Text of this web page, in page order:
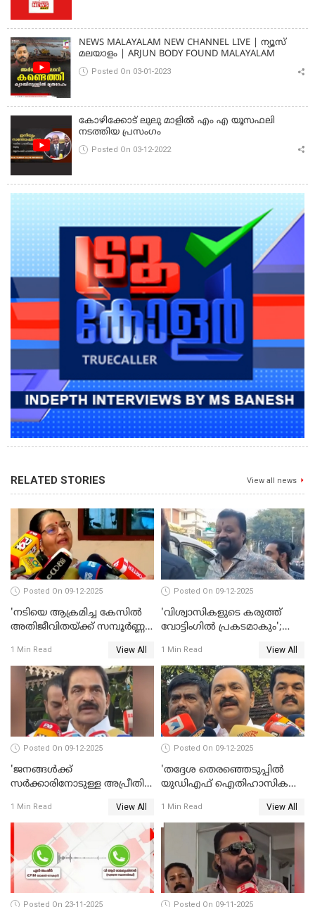
NEWS MALAYALAM NEW CHANNEL LIVE | ന്യൂസ്
മലയാളം | ARJUN BODY FOUND MALAYALAM
Posted On 03-01-2023
കോഴിക്കോട് ലുലു മാളിൽ എം എ യൂസഫലി
നടത്തിയ പ്രസംഗം
Posted On 03-12-2022
RELATED STORIES View all news
Posted On 09-12-2025
'നടിയെ ആക്രമിച്ച കേസില്‍
അതിജീവിതയ്ക്ക് സമ്പൂര്‍ണ്ണ
MLA WATCH VIDEO
1 Min Read View All
Posted On 09-12-2025
'വിശ്വാസികളുടെ കരുത്ത്
വോട്ടിംഗില്‍ പ്രകടമാകും';
1 Min Read View All
Posted On 09-12-2025
'ജനങ്ങള്‍ക്ക്
സര്‍ക്കാരിനോടുള്ള അപ്രീതി
പ്രതിഫലിക്കും'; കെ.സി
വേണുഗോപാല്‍ WATCH
1 Min Read View All
Posted On 09-12-2025
'തദ്ദേശ തെരഞ്ഞെടുപ്പില്‍
യുഡിഎഫ് ഐതിഹാസിക
സതീശന്‍ WATCH VIDEO
1 Min Read View All
Posted On 23-11-2025 Posted On 09-11-2025